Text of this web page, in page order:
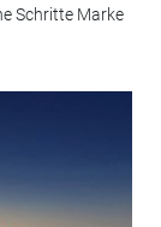
Schritte Marke